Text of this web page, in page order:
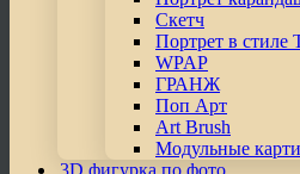
Скетч
Портрет в стиле
WPAP
ГРАНЖ
Поп Арт
Art Brush
Модульные
3D фигурка по фото